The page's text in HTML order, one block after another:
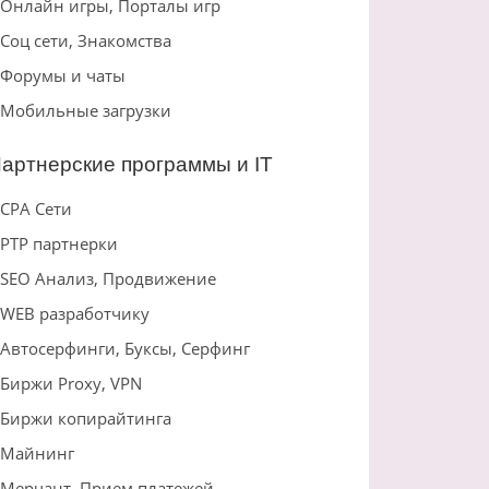
Онлайн игры, Порталы игр
Соц сети, Знакомства
Форумы и чаты
Мобильные загрузки
программы и IT
CPA Сети
PTP партнерки
SEO Анализ, Продвижение
WEB разработчику
Автосерфинги, Буксы, Серфинг
Биржи Proxy, VPN
Биржи копирайтинга
Майнинг